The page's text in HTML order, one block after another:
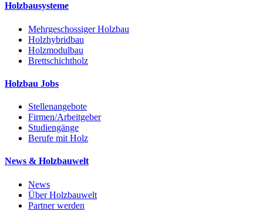
Holzbausysteme
Mehrgeschossiger Holzbau
Holzhybridbau
Holzmodulbau
Brettschichtholz
Holzbau Jobs
Stellenangebote
Firmen/Arbeitgeber
Studiengänge
Berufe mit Holz
News & Holzbauwelt
News
Über Holzbauwelt
Partner werden